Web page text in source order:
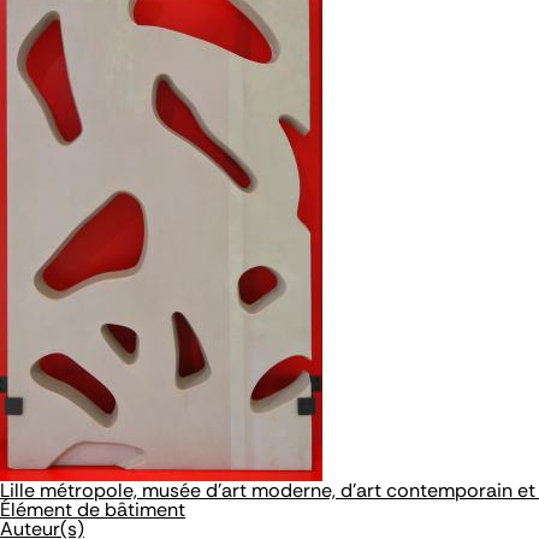
Lille métropole, musée d'art moderne, d'art contemporain
Élément de bâtiment
Auteur(s)